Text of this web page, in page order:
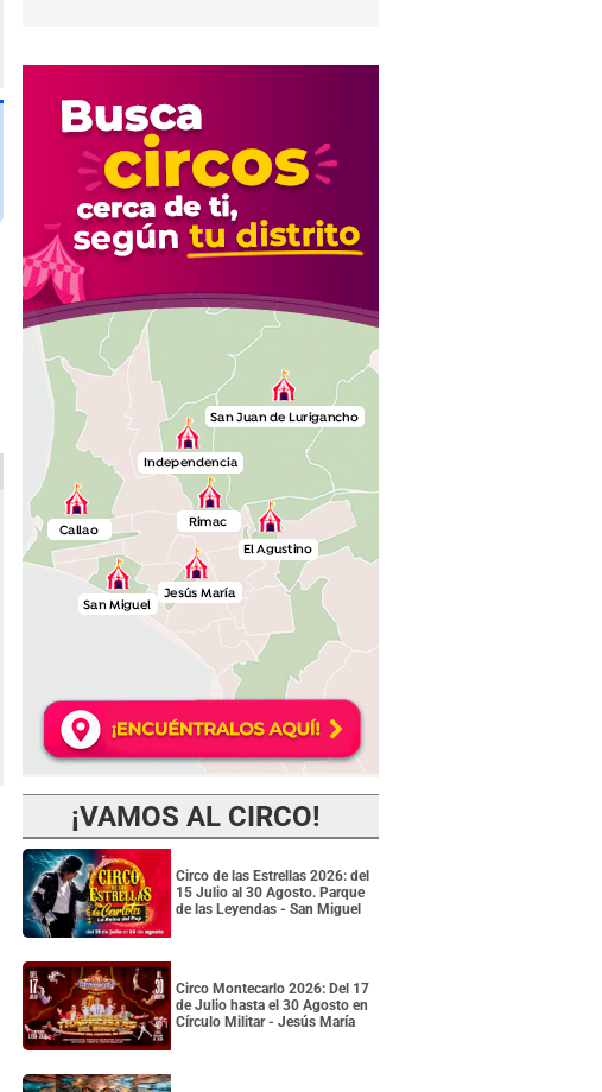
¡VAMOS AL CIRCO!
Circo de las Estrellas 2026: del
15 Julio al 30 Agosto. Parque
de las Leyendas - San Miguel
Circo Montecarlo 2026: Del 17
de Julio hasta el 30 Agosto en
Círculo Militar - Jesús María